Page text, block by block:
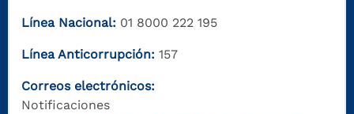
Línea Nacional: 01 8000 222 195
Línea Anticorrupción: 157
Correos electrónicos:
Notificaciones